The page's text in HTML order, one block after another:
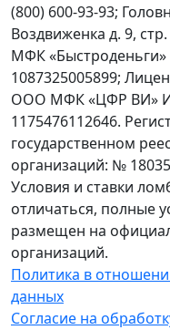
(800) 600-93-93;
Воздвиженка д. 9,
МФК
1087325005899;
ООО МФК «ЦФР ВИ»
1175476112646.
государственном
организаций: №
Условия и ставки
отличаться, полные
размещен на
организаций.
Политика в
данных
Согласие на